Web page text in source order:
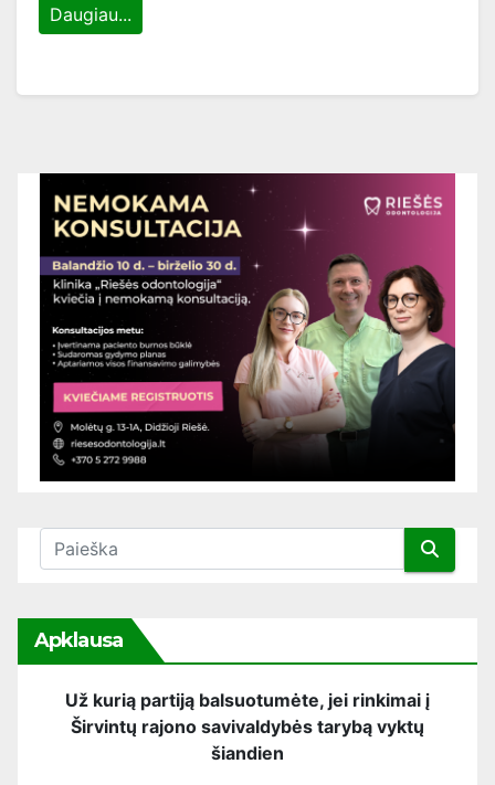
Daugiau...
Apklausa
Už kurią partiją balsuotumėte, jei rinkimai į
Širvintų rajono savivaldybės tarybą vyktų
šiandien